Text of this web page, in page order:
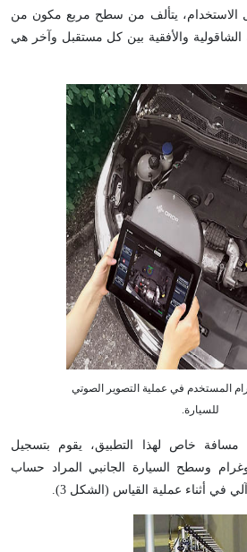
يتألف من سطح مربع مكون من
الشاقولية والأفقية بين كل مستقبل وآخر هي
المستخدم في عملية التصوير الصوتي
للسيارة.
خاص لهذا التطبيق، يقوم بتسجيل
وسطح السيارة الجانبي المراد حساب
في أثناء عملية القياس (الشكل 3).